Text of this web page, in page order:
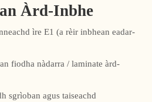
Àrd-Inbhe
ìre E1 (a rèir inbhean eadar-
fiodha nàdarra / laminate àrd-
sgrìoban agus taiseachd